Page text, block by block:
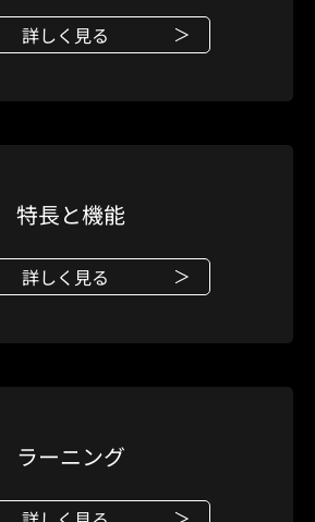
詳しく見る
特長と機能
詳しく見る
ラーニング